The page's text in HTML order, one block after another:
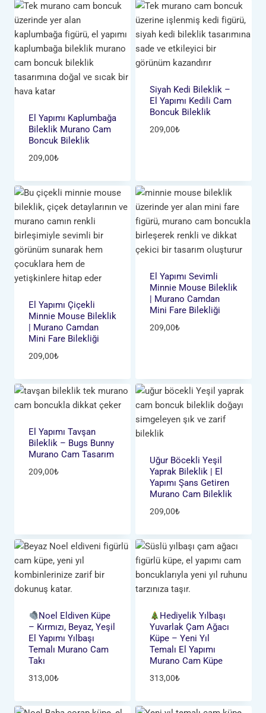
El Yapımı Kaplumbağa
Bileklik Murano Cam
Boncuk Bileklik
209,00₺
Siyah Kedi Bileklik –
El Yapımı Kedili Cam
Boncuk Bileklik
209,00₺
El Yapımı Çiçekli
Minnie Mouse Bileklik
| Murano Camdan
Mini Fare Bilekliği
209,00₺
El Yapımı Sevimli
Minnie Mouse Bileklik
| Murano Camdan
Mini Fare Bilekliği
209,00₺
El Yapımı Tavşan
Bileklik – Bugs Bunny
Murano Cam Tasarım
209,00₺
Uğur Böcekli Yeşil
Yaprak Bileklik | El
Yapımı Şans Getiren
Murano Cam Bileklik
209,00₺
Noel Eldiven Küpe
– Kırmızı, Beyaz, Yeşil
El Yapımı Yılbaşı
Temalı Murano Cam
Takı
313,00₺
Hediyelik Yılbaşı
Yuvarlak Çam Ağacı
Küpe – Yeni Yıl
Temalı El Yapımı
Murano Cam Küpe
313,00₺